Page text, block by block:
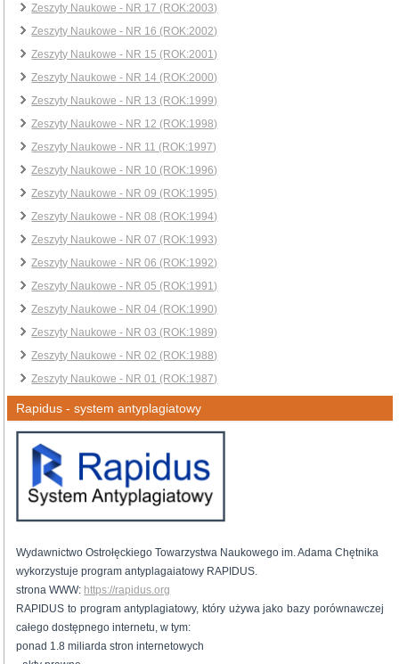
Zeszyty Naukowe - NR 17 (ROK:2003)
Zeszyty Naukowe - NR 16 (ROK:2002)
Zeszyty Naukowe - NR 15 (ROK:2001)
Zeszyty Naukowe - NR 14 (ROK:2000)
Zeszyty Naukowe - NR 13 (ROK:1999)
Zeszyty Naukowe - NR 12 (ROK:1998)
Zeszyty Naukowe - NR 11 (ROK:1997)
Zeszyty Naukowe - NR 10 (ROK:1996)
Zeszyty Naukowe - NR 09 (ROK:1995)
Zeszyty Naukowe - NR 08 (ROK:1994)
Zeszyty Naukowe - NR 07 (ROK:1993)
Zeszyty Naukowe - NR 06 (ROK:1992)
Zeszyty Naukowe - NR 05 (ROK:1991)
Zeszyty Naukowe - NR 04 (ROK:1990)
Zeszyty Naukowe - NR 03 (ROK:1989)
Zeszyty Naukowe - NR 02 (ROK:1988)
Zeszyty Naukowe - NR 01 (ROK:1987)
Rapidus - system antyplagiatowy
Wydawnictwo Ostrołęckiego Towarzystwa Naukowego im. Adama Chętnika
wykorzystuje program antyplagaiatowy RAPIDUS.
strona WWW: https://rapidus.org
RAPIDUS to program antyplagiatowy, który używa jako bazy porównawczej
całego dostępnego internetu, w tym:
ponad 1.8 miliarda stron internetowych